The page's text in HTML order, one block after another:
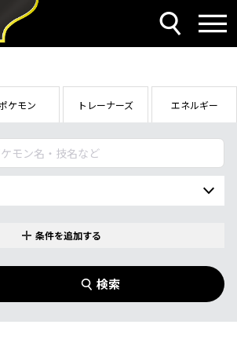
ケモン トレーナーズ エネルギー
条件を追加する
検索